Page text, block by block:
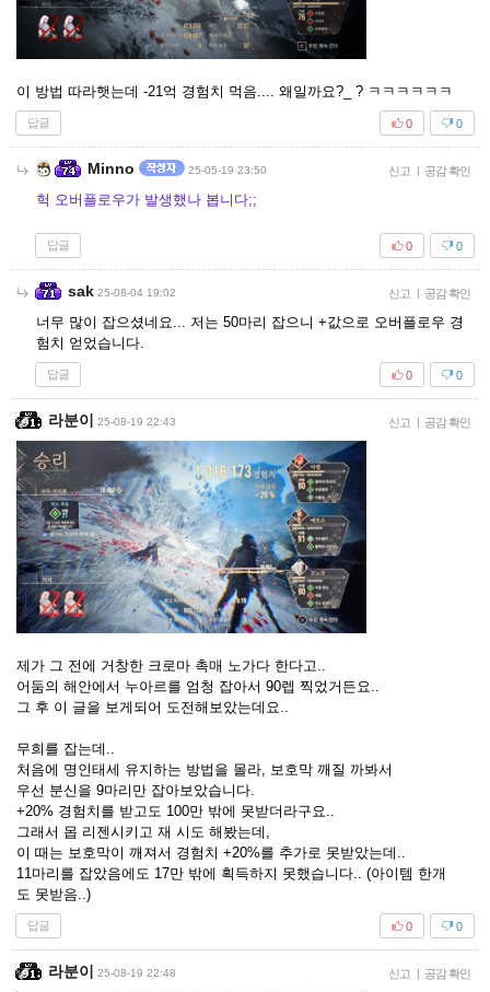
이 방법 따라햇는데 -21억 경험치 먹음.... 왜일까요?_ ? ㅋㅋㅋㅋㅋㅋ
답글 0
0
Minno 25-05-19 23:50 신고 | 공감 확인
헉 오버플로우가 발생했나 봅니다;;
답글 0
0
sak 25-08-04 19:02 신고 | 공감 확인
너무 많이 잡으셨네요... 저는 50마리 잡으니 +값으로 오버플로우 경
험치 얻었습니다.
답글 0
0
라분이 25-08-19 22:43 신고 | 공감 확인
제가 그 전에 거창한 크로마 촉매 노가다 한다고..
어둠의 해안에서 누아르를 엄청 잡아서 90렙 찍었거든요..
그 후 이 글을 보게되어 도전해보았는데요..
무희를 잡는데..
처음에 명인태세 유지하는 방법을 몰라, 보호막 깨질 까봐서
우선 분신을 9마리만 잡아보았습니다.
+20% 경험치를 받고도 100만 밖에 못받더라구요..
그래서 몹 리젠시키고 재 시도 해봤는데,
이 때는 보호막이 깨져서 경험치 +20%를 추가로 못받았는데..
11마리를 잡았음에도 17만 밖에 획득하지 못했습니다.. (아이템 한개
도 못받음..)
답글 0
0
라분이 25-08-19 22:48 신고 | 공감 확인